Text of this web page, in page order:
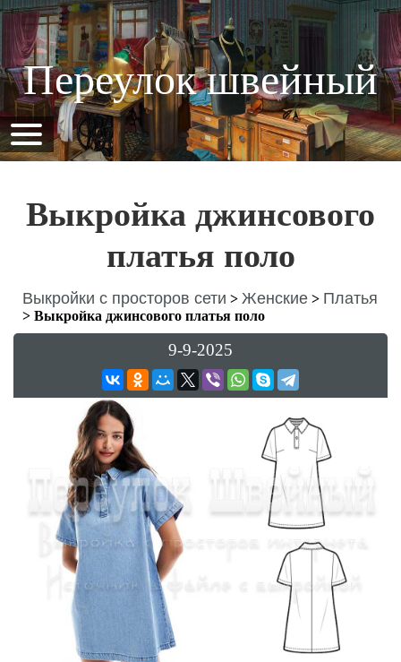
Переулок швейный
Выкройка джинсового
платья поло
Выкройки с просторов сети > Женские > Платья
> Выкройка джинсового платья поло
9-9-2025